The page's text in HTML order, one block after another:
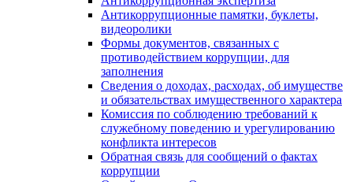
Антикоррупционные памятки, буклеты,
видеоролики
Формы документов, связанных с
противодействием коррупции, для
заполнения
Сведения о доходах, расходах, об имуществе
и обязательствах имущественного характера
Комиссия по соблюдению требований к
служебному поведению и урегулированию
конфликта интересов
Обратная связь для сообщений о фактах
коррупции